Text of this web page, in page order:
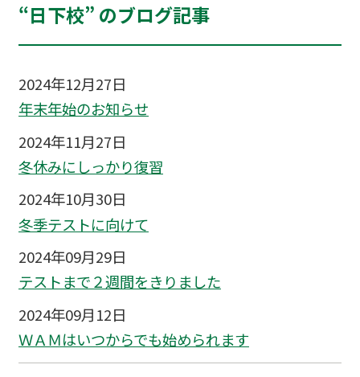
“日下校” のブログ記事
2024年12月27日
年末年始のお知らせ
2024年11月27日
冬休みにしっかり復習
2024年10月30日
冬季テストに向けて
2024年09月29日
テストまで２週間をきりました
2024年09月12日
ＷＡＭはいつからでも始められます